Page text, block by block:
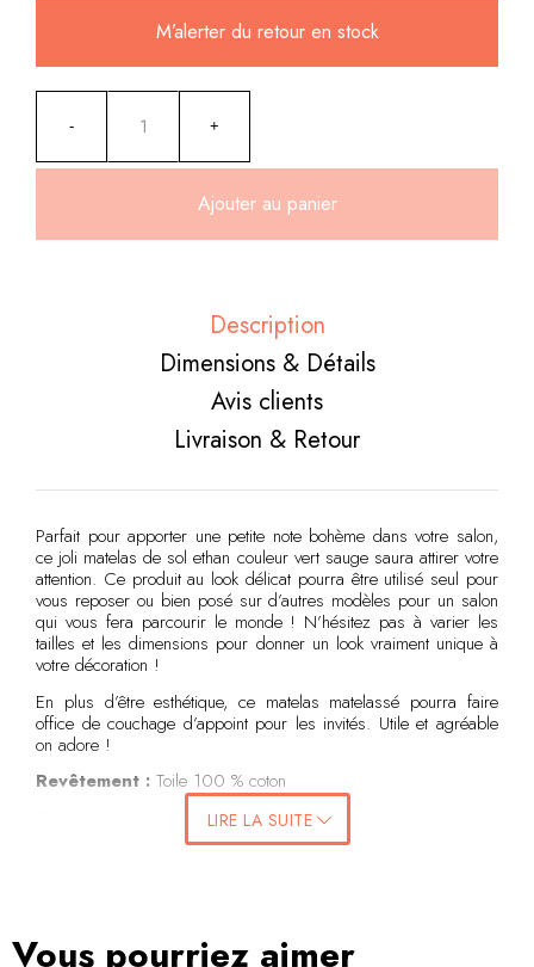
M’alerter du retour en stock
Ajouter au panier
Description
Dimensions & Détails
Avis clients
Livraison & Retour
Parfait pour apporter une petite note bohème dans votre salon,
ce joli matelas de sol ethan couleur vert sauge saura attirer votre
attention. Ce produit au look délicat pourra être utilisé seul pour
vous reposer ou bien posé sur d’autres modèles pour un salon
qui vous fera parcourir le monde ! N’hésitez pas à varier les
tailles et les dimensions pour donner un look vraiment unique à
votre décoration !
En plus d’être esthétique, ce matelas matelassé pourra faire
office de couchage d’appoint pour les invités. Utile et agréable
on adore !
Revêtement :Toile 100 % coton
100 % coton recyclé
Ceci pourrait endommager votre produit en coton. Les produits
LIRE LA SUITE
Vous pourriez aimer